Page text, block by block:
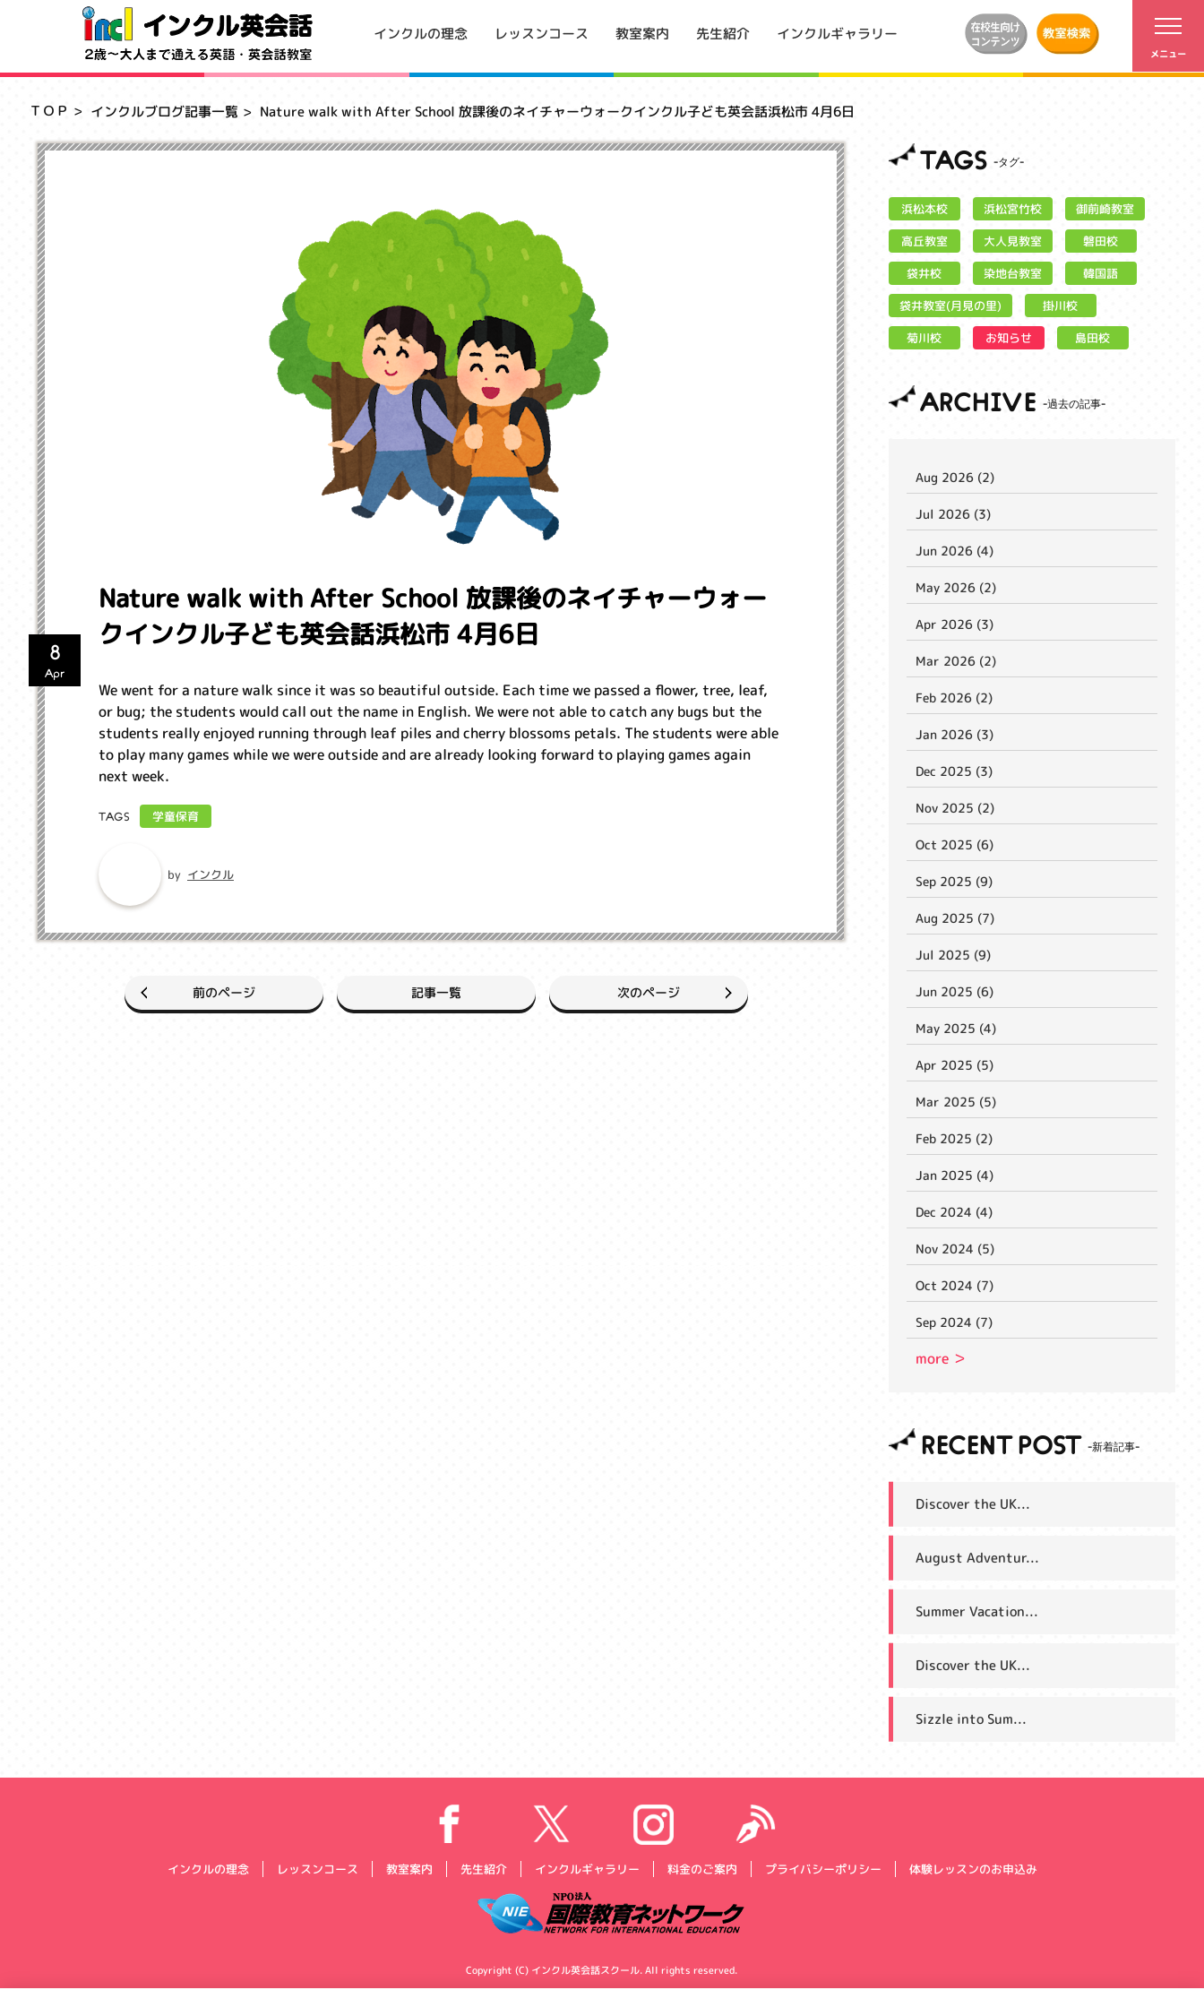
インクルの理念 レッスンコース 教室案内 先生紹介 インクルギャラリー
ＴＯＰ インクルブログ記事一覧 Nature walk with After School 放課後のネイチャーウォークインクル子ども英会話浜松市 4月6日
Nature walk with After School 放課後のネイチャーウォー
クインクル子ども英会話浜松市 4月6日
8
Apr
We went for a nature walk since it was so beautiful outside. Each time we passed a flower, tree, leaf,
or bug; the students would call out the name in English. We were not able to catch any bugs but the
students really enjoyed running through leaf piles and cherry blossoms petals. The students were able
to play many games while we were outside and are already looking forward to playing games again
next week.
TAGS 学童保育
by インクル
前のページ 記事一覧 次のページ
TAGS
浜松本校 浜松宮竹校 御前崎教室
高丘教室 大人見教室
磐田校
袋井校
染地台教室 韓国語
袋井教室(月見の里)
掛川校
菊川校
お知らせ 島田校
ARCHIVE
Aug 2026 (2)
Jul 2026 (3)
Jun 2026 (4)
May 2026 (2)
Apr 2026 (3)
Mar 2026 (2)
Feb 2026 (2)
Jan 2026 (3)
Dec 2025 (3)
Nov 2025 (2)
Oct 2025 (6)
Sep 2025 (9)
Aug 2025 (7)
Jul 2025 (9)
Jun 2025 (6)
May 2025 (4)
Apr 2025 (5)
Mar 2025 (5)
Feb 2025 (2)
Jan 2025 (4)
Dec 2024 (4)
Nov 2024 (5)
Oct 2024 (7)
Sep 2024 (7)
more ＞
RECENT POST
Discover the UK...
August Adventur...
Summer Vacation...
Discover the UK...
Sizzle into Sum...
インクルの理念 レッスンコース 教室案内 先生紹介 インクルギャラリー 料金のご案内 プライバシーポリシー 体験レッスンのお申込み
Copyright (C) インクル英会話スクール. All rights reserved.